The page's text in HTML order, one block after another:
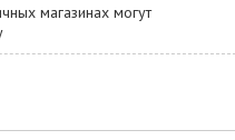
магазинах могут